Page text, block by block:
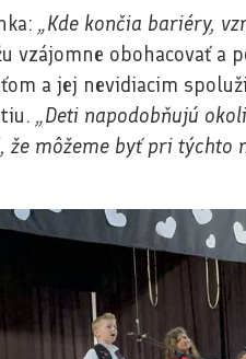
„Kde končia bariéry,
vzájomne obohacovať a
a jej nevidiacim
„Deti napodobňujú
môžeme byť pri týchto